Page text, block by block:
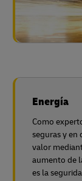
Energía
Como
seguras y
valor
aumento de
es la